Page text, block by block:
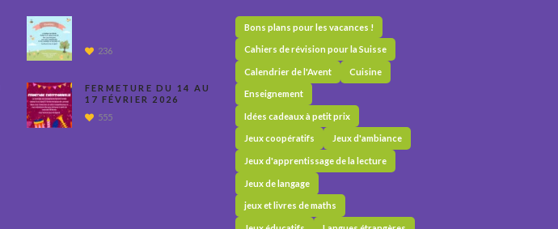
236
FERMETURE DU 14 AU
17 FÉVRIER 2026
555
Bons plans pour les vacances !
Cahiers de révision pour la Suisse
Calendrier de l'Avent Cuisine
Enseignement
Idées cadeaux à petit prix
Jeux coopératifs Jeux d'ambiance
Jeux d'apprentissage de la lecture
Jeux de langage
jeux et livres de maths